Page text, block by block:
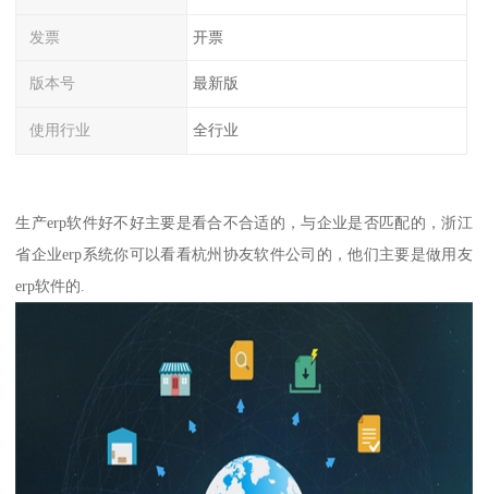
发票 开票
版本号 最新版
使用行业 全行业
生产erp软件好不好主要是看合不合适的，与企业是否匹配的，浙江
省企业erp系统你可以看看杭州协友软件公司的，他们主要是做用友
erp软件的.